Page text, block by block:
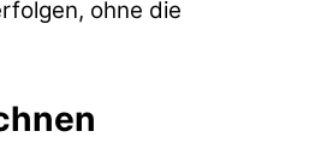
ohne die